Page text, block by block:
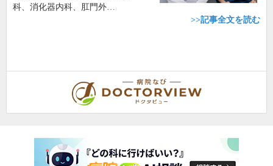
科、消化器内科、肛門外…
>>記事全文を読む